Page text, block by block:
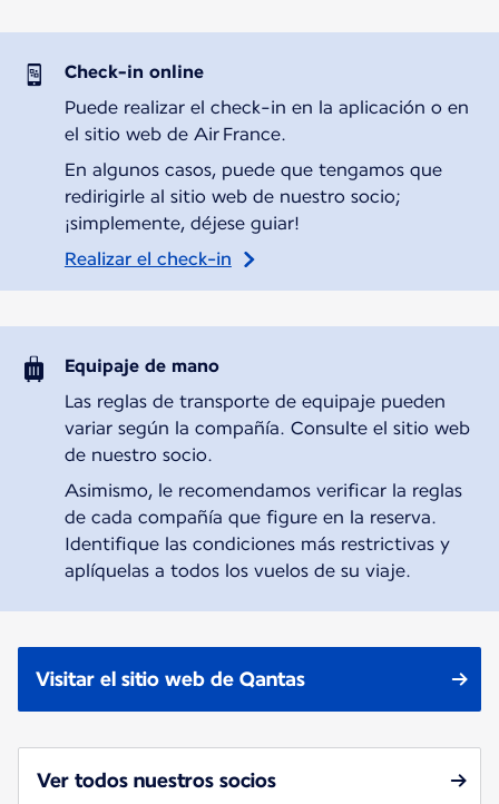
Check-in online
Puede realizar el check-in en la aplicación o en
el sitio web de Air France.
En algunos casos, puede que tengamos que
redirigirle al sitio web de nuestro socio;
¡simplemente, déjese guiar!
Realizar el check-in
Equipaje de mano
Las reglas de transporte de equipaje pueden
variar según la compañía. Consulte el sitio web
de nuestro socio.
Asimismo, le recomendamos verificar la reglas
de cada compañía que figure en la reserva.
Identifique las condiciones más restrictivas y
aplíquelas a todos los vuelos de su viaje.
Visitar el sitio web de Qantas
Ver todos nuestros socios